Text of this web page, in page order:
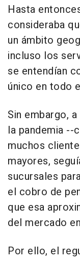
Hasta
consideraba
un ámbito
incluso los
se entendían
único en todo
Sin embargo,
la pandemia --
muchos
mayores,
sucursales
el cobro de
que esa
del mercado
Por ello, el